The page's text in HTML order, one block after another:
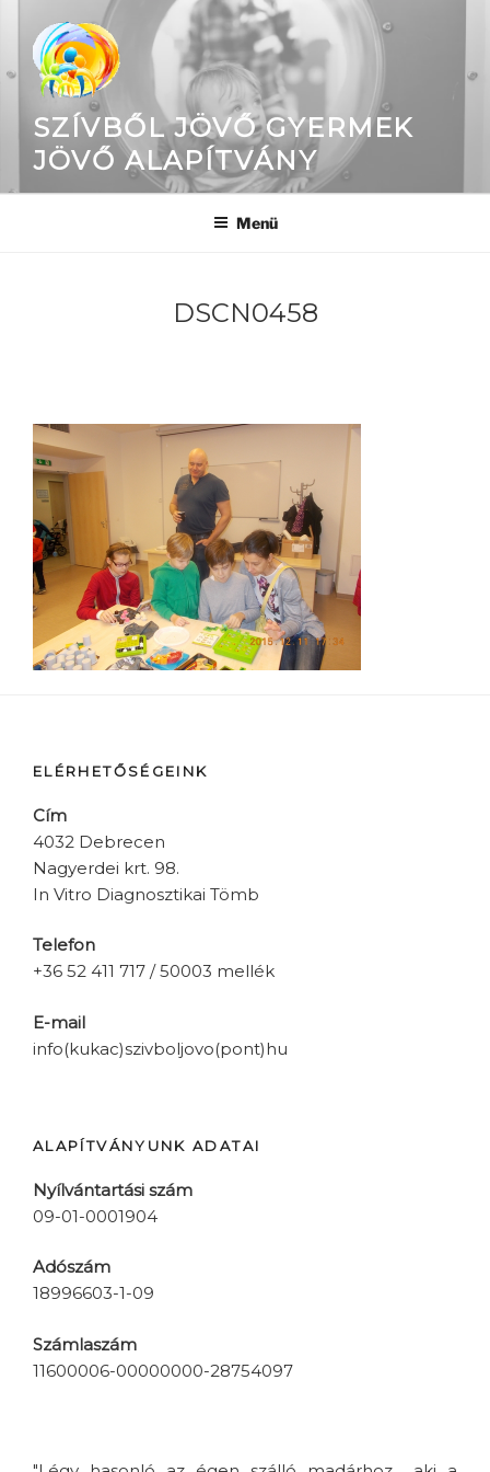
SZÍVBŐL JÖVŐ GYERMEK
JÖVŐ ALAPÍTVÁNY
Menü
DSCN0458
ELÉRHETŐSÉGEINK
Cím
4032 Debrecen
Nagyerdei krt. 98.
In Vitro Diagnosztikai Tömb
Telefon
+36 52 411 717 / 50003 mellék
E-mail
info(kukac)szivboljovo(pont)hu
ALAPÍTVÁNYUNK ADATAI
Nyílvántartási szám
09-01-0001904
Adószám
18996603-1-09
Számlaszám
11600006-00000000-28754097